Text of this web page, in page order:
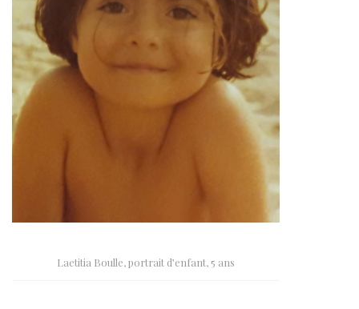
Laetitia Boulle, portrait d’enfant, 5 ans